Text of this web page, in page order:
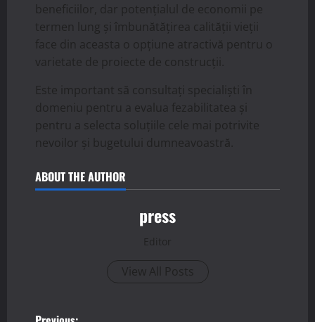
beneficiilor, dar potențialul de economii pe
termen lung și îmbunătățirea calității vieții
face din aceasta o opțiune atractivă pentru o
varietate de proiecte de construcții.
Este important să consultați specialiști în
domeniu pentru a evalua fezabilitatea și
pentru a selecta soluțiile cele mai potrivite
nevoilor și bugetului dumneavoastră.
ABOUT THE AUTHOR
press
Editor
View All Posts